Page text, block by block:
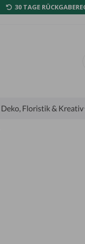
30 TAGE
Deko, Floristik & Kreativ